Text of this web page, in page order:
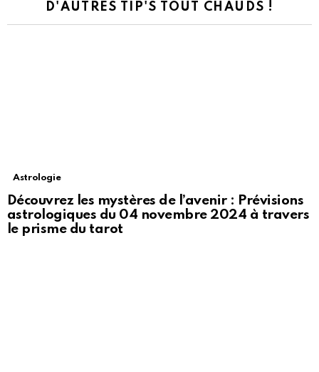
D'AUTRES TIP'S TOUT CHAUDS !
Astrologie
Découvrez les mystères de l’avenir : Prévisions
astrologiques du 04 novembre 2024 à travers
le prisme du tarot